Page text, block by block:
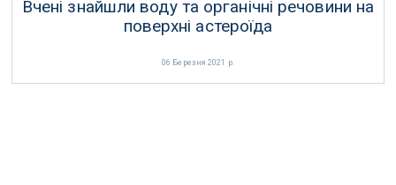
Вчені знайшли воду та органічні речовини на
поверхні астероїда
06 Березня 2021 р.